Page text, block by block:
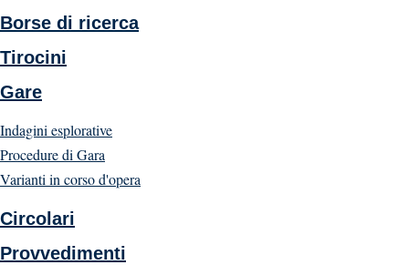
Borse di ricerca
Tirocini
Gare
Indagini esplorative
Procedure di Gara
Varianti in corso d'opera
Circolari
Provvedimenti